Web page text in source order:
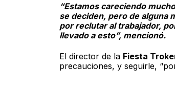
“Estamos careciendo
se deciden, pero de alguna
por reclutar al trabajador,
llevado a esto”, mencionó.
El director de la Fiesta
precauciones, y seguirle,